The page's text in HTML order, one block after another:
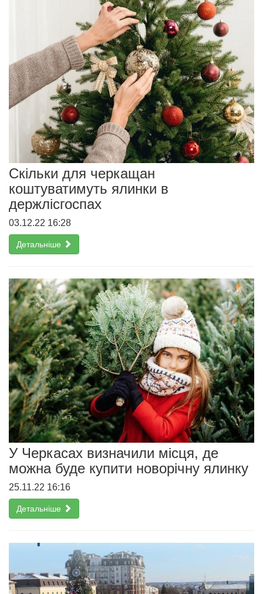
Скільки для черкащан
коштуватимуть ялинки в
держлісгоспах
03.12.22 16:28
Детальніше
У Черкасах визначили місця, де
можна буде купити новорічну ялинку
25.11.22 16:16
Детальніше